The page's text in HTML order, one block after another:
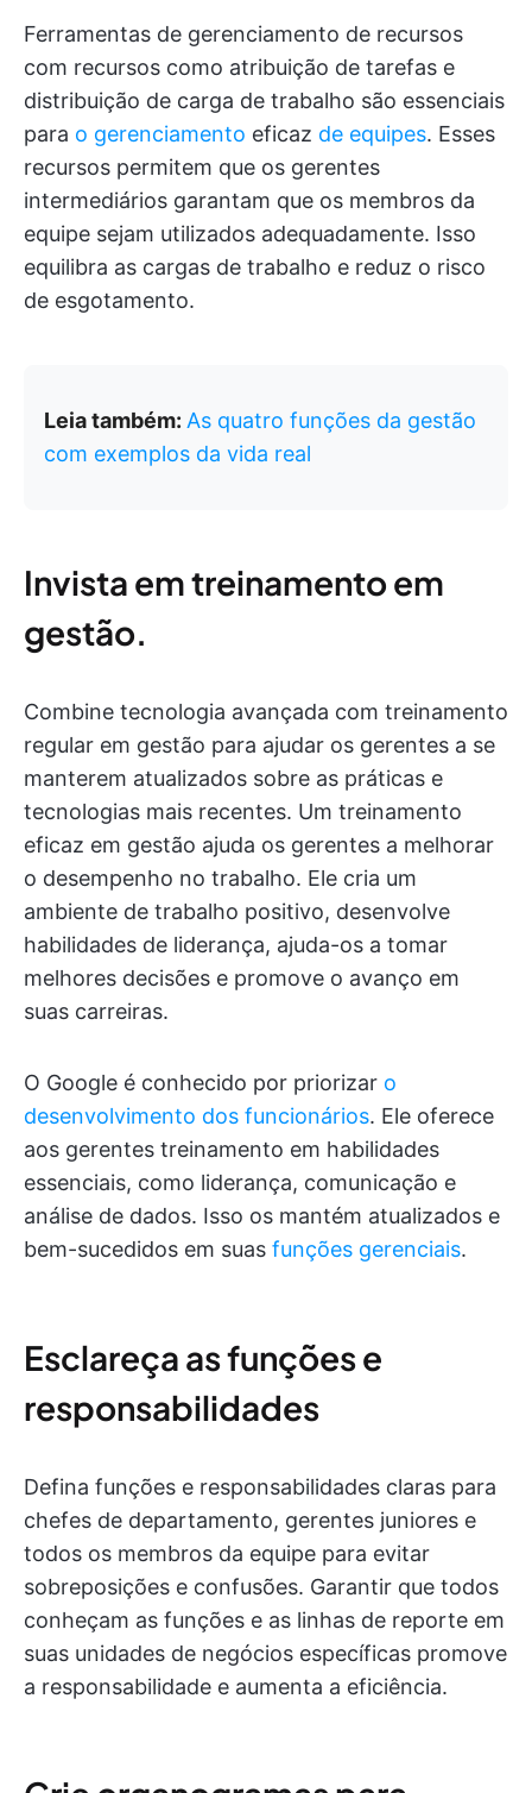
Ferramentas de gerenciamento de recursos
com recursos como atribuição de tarefas e
distribuição de carga de trabalho são essenciais
para o gerenciamento eficaz de equipes. Esses
recursos permitem que os gerentes
intermediários garantam que os membros da
equipe sejam utilizados adequadamente. Isso
equilibra as cargas de trabalho e reduz o risco
de esgotamento.
Leia também: As quatro funções da gestão
com exemplos da vida real
Invista em treinamento em
gestão.
Combine tecnologia avançada com treinamento
regular em gestão para ajudar os gerentes a se
manterem atualizados sobre as práticas e
tecnologias mais recentes. Um treinamento
eficaz em gestão ajuda os gerentes a melhorar
o desempenho no trabalho. Ele cria um
ambiente de trabalho positivo, desenvolve
habilidades de liderança, ajuda-os a tomar
melhores decisões e promove o avanço em
suas carreiras.
O Google é conhecido por priorizar o
desenvolvimento dos funcionários. Ele oferece
aos gerentes treinamento em habilidades
essenciais, como liderança, comunicação e
análise de dados. Isso os mantém atualizados e
bem-sucedidos em suas funções gerenciais.
Esclareça as funções e
responsabilidades
Defina funções e responsabilidades claras para
chefes de departamento, gerentes juniores e
todos os membros da equipe para evitar
sobreposições e confusões. Garantir que todos
conheçam as funções e as linhas de reporte em
suas unidades de negócios específicas promove
a responsabilidade e aumenta a eficiência.